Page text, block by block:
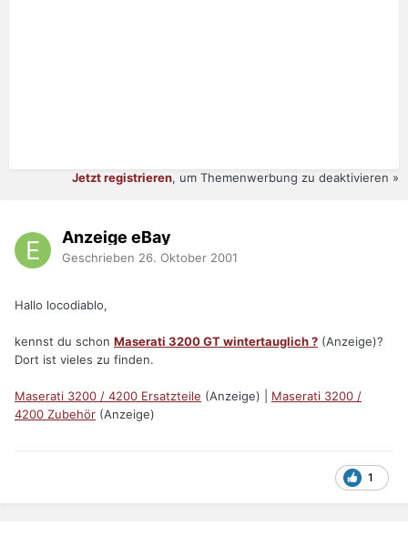
Jetzt registrieren, um Themenwerbung zu deaktivieren »
Anzeige eBay
Geschrieben 26. Oktober 2001
Hallo locodiablo,
kennst du schon Maserati 3200 GT wintertauglich ? (Anzeige)?
Dort ist vieles zu finden.
Maserati 3200 / 4200 Ersatzteile (Anzeige) | Maserati 3200 /
4200 Zubehör (Anzeige)
1